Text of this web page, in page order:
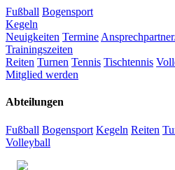
Fußball Bogensport
Kegeln
Neuigkeiten Termine
Trainingszeiten
Reiten Turnen Tennis Tischtennis
Mitglied werden
Abteilungen
Fußball Bogensport Kegeln Reiten
Volleyball